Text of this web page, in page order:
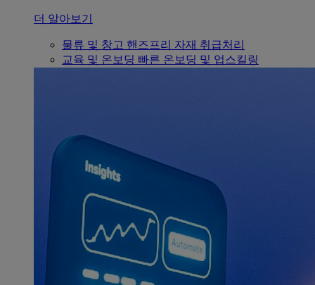
더 알아보기
물류 및 창고 핸즈프리 자재 취급처리
교육 및 온보딩 빠른 온보딩 및 업스킬링